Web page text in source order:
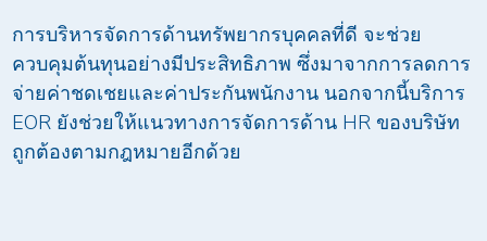
การบริหารจัดการด้านทรัพยากรบุคคลที่ดี จะช่วย
ควบคุมต้นทุนอย่างมีประสิทธิภาพ ซึ่งมาจากการลดการ
จ่ายค่าชดเชยและค่าประกันพนักงาน นอกจากนี้บริการ
EOR ยังช่วยให้แนวทางการจัดการด้าน HR ของบริษัท
ถูกต้องตามกฎหมายอีกด้วย